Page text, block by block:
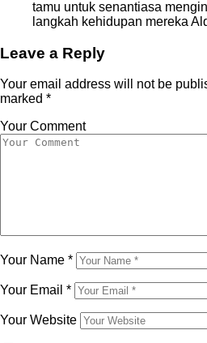
tamu untuk senantiasa
langkah kehidupan mereka
Leave a Reply
Your email address will not be
marked *
Your Comment
Your Name *
Your Email *
Your Website